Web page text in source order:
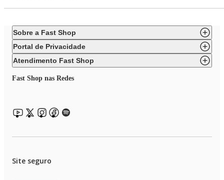
Sobre a Fast Shop
Portal de Privacidade
Atendimento Fast Shop
Fast Shop nas Redes
Site seguro